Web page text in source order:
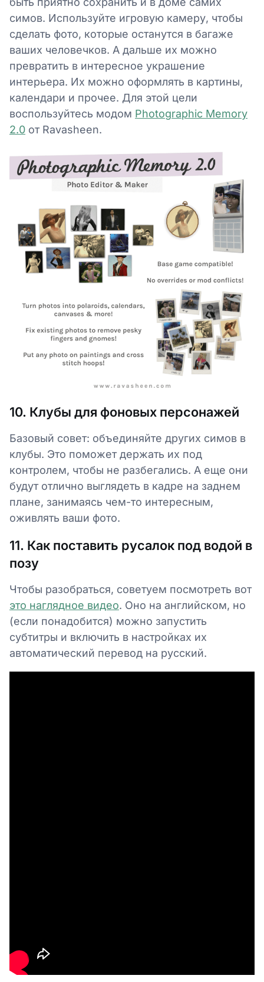
симов. Используйте игровую камеру, чтобы
сделать фото, которые останутся в багаже
ваших человечков. А дальше их можно
превратить в интересное украшение
интерьера. Их можно оформлять в картины,
календари и прочее. Для этой цели
воспользуйтесь модом Photographic Memory
2.0 от Ravasheen.
10. Клубы для фоновых персонажей
Базовый совет: объединяйте других симов в
клубы. Это поможет держать их под
контролем, чтобы не разбегались. А еще они
будут отлично выглядеть в кадре на заднем
плане, занимаясь чем-то интересным,
оживлять ваши фото.
11. Как поставить русалок под водой в
позу
Чтобы разобраться, советуем посмотреть вот
это наглядное видео. Оно на английском, но
(если понадобится) можно запустить
субтитры и включить в настройках их
автоматический перевод на русский.